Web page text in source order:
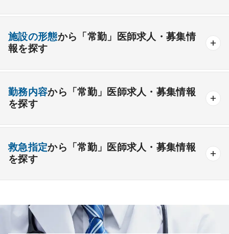
消化器外科
整形外科 形成外科 美容外科
その他
心療内科 泌尿器科 眼科 耳鼻咽喉科
皮膚科
放射線科 救命救急科 病理科 その他
開業支援あり
外来のみの勤務可能 給与インセンティブ制度あり
夜間当直なしの勤務可
後期研修可能 週4日の勤務可能
オンコールなしの勤務可能 セカンドキャリア歓迎
施設の形態から「常勤」医師求人・募集情
報を探す
療養＋精神
勤務内容から「常勤」医師求人・募集情報
を探す
検査
救急指定から「常勤」医師求人・募集情報
を探す